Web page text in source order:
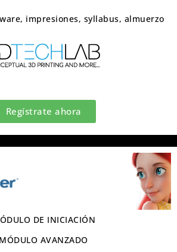
impresiones, syllabus, almuerzo
Regístrate ahora
DE INICIACIÓN
MÓDULO AVANZADO